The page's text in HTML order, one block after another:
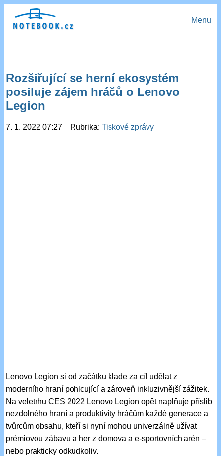
Menu
Rozšiřující se herní ekosystém
posiluje zájem hráčů o Lenovo
Legion
7. 1. 2022 07:27 Rubrika:Tiskové zprávy
Lenovo Legion si od začátku klade za cíl udělat z
moderního hraní pohlcující a zároveň inkluzivnější zážitek.
Na veletrhu CES 2022 Lenovo Legion opět naplňuje příslib
nezdolného hraní a produktivity hráčům každé generace a
tvůrcům obsahu, kteří si nyní mohou univerzálně užívat
prémiovou zábavu a her z domova a e-sportovních arén –
nebo prakticky odkudkoliv.